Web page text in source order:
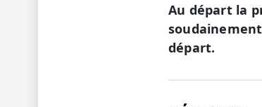
Au départ la
départ.